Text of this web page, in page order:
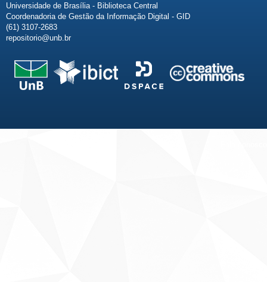
Universidade de Brasília - Biblioteca Central
Coordenadoria de Gestão da Informação Digital - GID
(61) 3107-2683
repositorio@unb.br